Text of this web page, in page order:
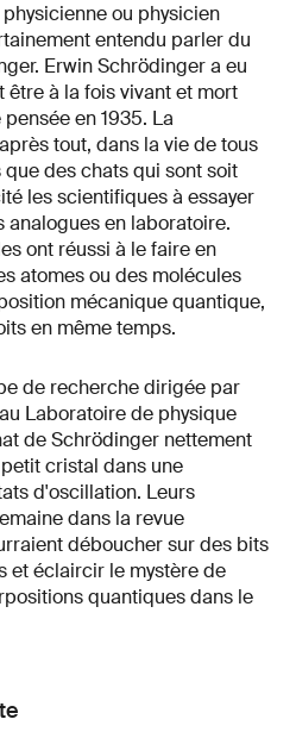
ou physicien
entendu parler du
Erwin Schrödinger a eu
à la fois vivant et mort
en 1935. La
tout, dans la vie de tous
que des chats qui sont soit
les scientifiques à essayer
en laboratoire.
ont réussi à le faire en
atomes ou des molécules
mécanique quantique,
en même temps.
de recherche dirigée par
Laboratoire de physique
de Schrödinger nettement
cristal dans une
d'oscillation. Leurs
dans la revue
déboucher sur des bits
et éclaircir le mystère de
quantiques dans le